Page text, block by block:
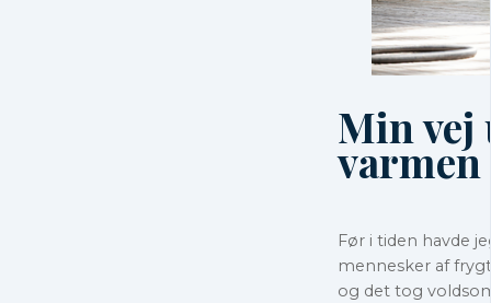
Min vej
varmen
Før i tiden havde
mennesker af
og det tog